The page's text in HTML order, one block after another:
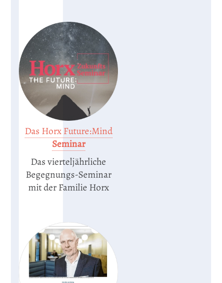
Das Horx Future:Mind
Seminar
Das vierteljährliche
Begegnungs-Seminar
mit der Familie Horx